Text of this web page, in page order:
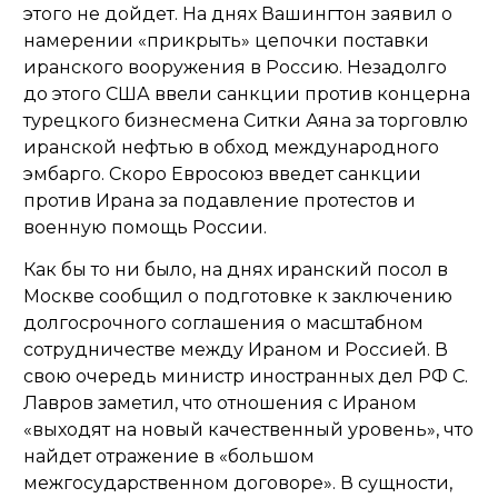
этого не дойдет. На днях Вашингтон заявил о
намерении «прикрыть» цепочки поставки
иранского вооружения в Россию. Незадолго
до этого США ввели санкции против концерна
турецкого бизнесмена Ситки Аяна за торговлю
иранской нефтью в обход международного
эмбарго. Скоро Евросоюз введет санкции
против Ирана за подавление протестов и
военную помощь России.
Как бы то ни было, на днях иранский посол в
Москве сообщил о подготовке к заключению
долгосрочного соглашения о масштабном
сотрудничестве между Ираном и Россией. В
свою очередь министр иностранных дел РФ С.
Лавров заметил, что отношения с Ираном
«выходят на новый качественный уровень», что
найдет отражение в «большом
межгосударственном договоре». В сущности,